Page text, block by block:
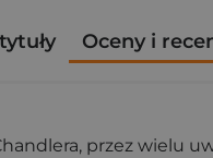
Oceny i
przez wielu